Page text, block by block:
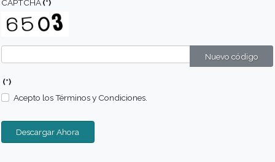
Formulario de Programas